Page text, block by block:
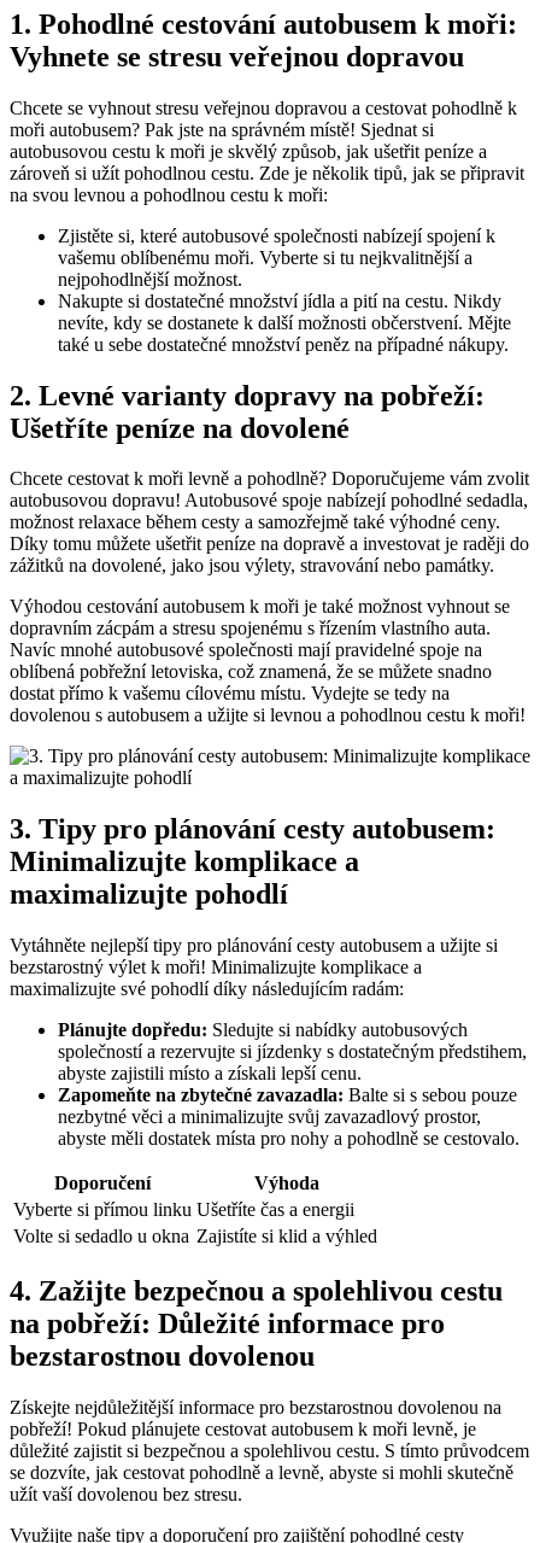
1.‍ Pohodlné cestování autobusem k moři:
Vyhnete se stresu veřejnou dopravou
Chcete se⁤ vyhnout stresu veřejnou dopravou a cestovat⁢ pohodlně k
moři autobusem?​ Pak​ jste ‍na správném ​místě! Sjednat​ si‌
autobusovou​ cestu​ k moři je skvělý způsob, jak ušetřit peníze a
zároveň si užít ‌pohodlnou cestu. Zde je ⁤několik tipů, jak se⁢ připravit
na svou⁣ levnou a pohodlnou ​cestu k moři:
Zjistěte si, které autobusové společnosti nabízejí spojení k
vašemu oblíbenému moři. Vyberte si tu nejkvalitnější a
nejpohodlnější možnost.
Nakupte si dostatečné množství jídla a pití na cestu. Nikdy
nevíte, kdy⁣ se dostanete⁤ k‍ další možnosti občerstvení. Mějte
také u sebe dostatečné množství ‍peněz na případné nákupy.
2. Levné varianty dopravy na pobřeží:
⁤Ušetříte peníze⁤ na ‍dovolené
Chcete cestovat k moři‌ levně a pohodlně? Doporučujeme vám zvolit
​autobusovou dopravu! Autobusové spoje nabízejí pohodlné sedadla,
možnost relaxace během‌ cesty a samozřejmě také výhodné ceny.
⁤Díky tomu můžete ušetřit peníze na⁢ dopravě a investovat je raději do
zážitků na dovolené, jako ⁣jsou‌ výlety, stravování nebo památky.
Výhodou cestování autobusem k moři je také možnost ‍vyhnout ⁢se
‌dopravním zácpám a stresu spojenému s řízením vlastního auta.
Navíc mnohé autobusové‍ společnosti mají pravidelné⁢ spoje na
oblíbená pobřežní letoviska, což znamená, že se‌ můžete ‌snadno ​
dostat přímo k vašemu‍ cílovému místu. Vydejte ⁢se tedy na
dovolenou s autobusem a užijte si levnou a⁣ pohodlnou cestu k moři!
3. Tipy ⁤pro plánování cesty autobusem:
⁢Minimalizujte komplikace a
maximalizujte pohodlí
Vytáhněte⁢ nejlepší ‍tipy pro plánování cesty ⁤autobusem a užijte si
bezstarostný výlet ‍k moři! Minimalizujte komplikace a
maximalizujte své pohodlí díky následujícím radám:
Plánujte dopředu: ​Sledujte si nabídky autobusových
společností a rezervujte si jízdenky s ‌dostatečným předstihem,
abyste zajistili místo a získali lepší cenu.
Zapomeňte na zbytečné zavazadla: Balte si s sebou pouze ​
nezbytné věci a minimalizujte svůj zavazadlový prostor,
abyste měli dostatek místa pro nohy a pohodlně se cestovalo.
Doporučení
Výhoda
Vyberte si​ přímou linku Ušetříte čas a energii
Volte si⁣ sedadlo u okna Zajistíte si klid a výhled
4. Zažijte bezpečnou ‍a‍ spolehlivou cestu
na pobřeží: Důležité informace pro
bezstarostnou dovolenou
Získejte nejdůležitější informace‍ pro bezstarostnou dovolenou na
pobřeží! Pokud plánujete cestovat autobusem‍ k moři levně, je
důležité zajistit si⁢ bezpečnou⁢ a⁢ spolehlivou cestu.​ S tímto⁢ průvodcem
se dozvíte, jak cestovat pohodlně a levně, abyste si mohli‌ skutečně
užít‌ vaší dovolenou bez stresu.
Využijte naše tipy a doporučení pro zajištění pohodlné‍ cesty